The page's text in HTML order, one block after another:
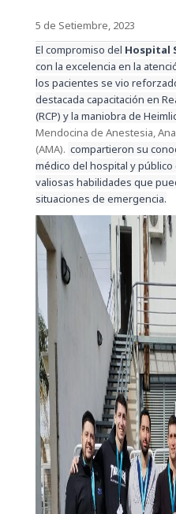
5 de Setiembre, 2023
El compromiso del Hospital
con la excelencia en la
los pacientes se vio
destacada capacitación en
(RCP) y la maniobra de
Mendocina de Anestesia,
(AMA). compartieron su
médico del hospital y
valiosas habilidades que
situaciones de emergencia.